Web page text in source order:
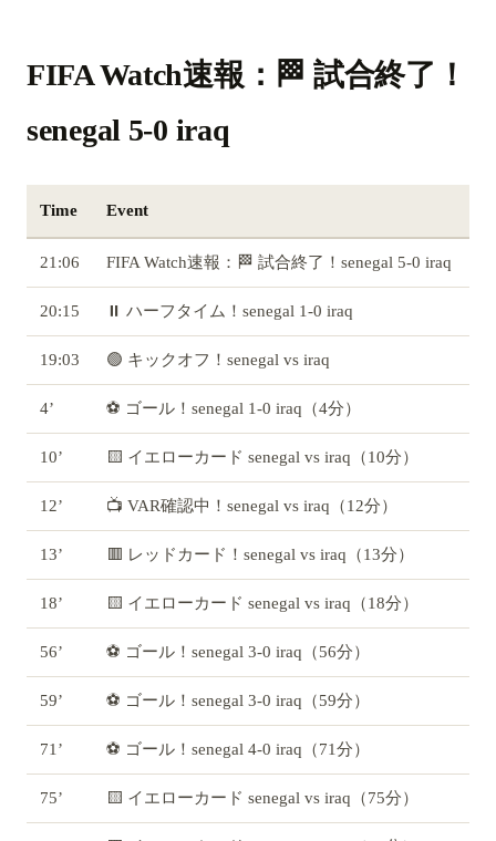
FIFA Watch速報：🏁 試合終了！
senegal 5-0 iraq
Time Event
21:06 FIFA Watch速報：🏁 試合終了！senegal 5-0 iraq
20:15 ⏸️ ハーフタイム！senegal 1-0 iraq
19:03 🟢 キックオフ！senegal vs iraq
4’ ⚽ ゴール！senegal 1-0 iraq（4分）
10’ 🟨 イエローカード senegal vs iraq（10分）
12’ 📺 VAR確認中！senegal vs iraq（12分）
13’ 🟥 レッドカード！senegal vs iraq（13分）
18’ 🟨 イエローカード senegal vs iraq（18分）
56’ ⚽ ゴール！senegal 3-0 iraq（56分）
59’ ⚽ ゴール！senegal 3-0 iraq（59分）
71’ ⚽ ゴール！senegal 4-0 iraq（71分）
75’ 🟨 イエローカード senegal vs iraq（75分）